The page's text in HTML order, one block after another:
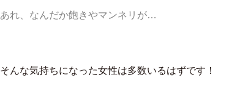
あれ、なんだか飽きやマンネリが…
そんな気持ちになった女性は多数いるはずです！